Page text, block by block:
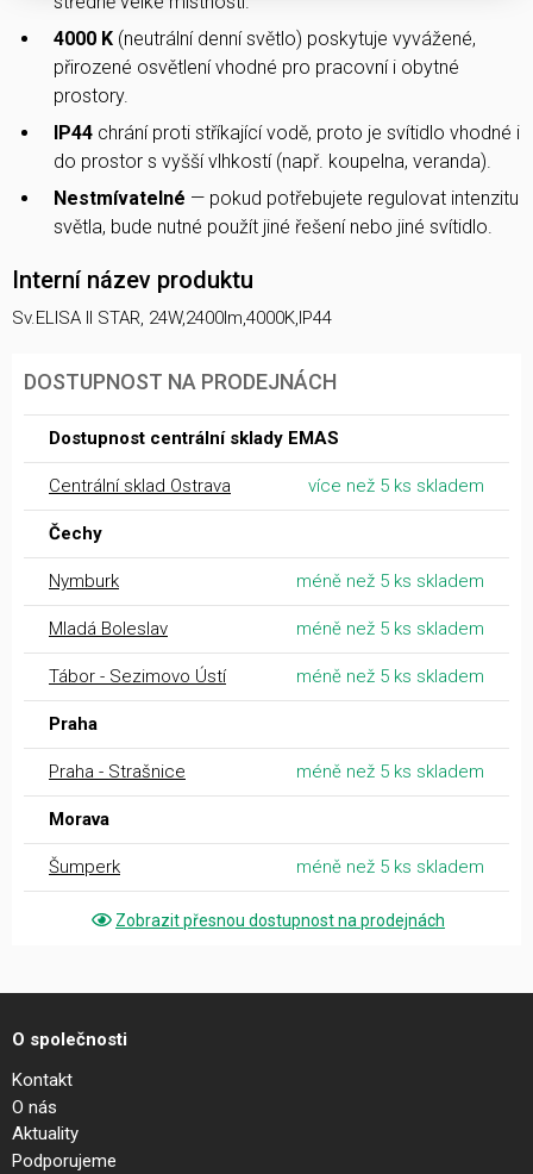
4000 K (neutrální denní světlo) poskytuje vyvážené,
přirozené osvětlení vhodné pro pracovní i obytné
prostory.
IP44 chrání proti stříkající vodě, proto je svítidlo vhodné i
do prostor s vyšší vlhkostí (např. koupelna, veranda).
Nestmívatelné — pokud potřebujete regulovat intenzitu
světla, bude nutné použít jiné řešení nebo jiné svítidlo.
Interní název produktu
Sv.ELISA II STAR, 24W,2400lm,4000K,IP44
DOSTUPNOST NA PRODEJNÁCH
Dostupnost centrální sklady EMAS
Centrální sklad Ostrava více než 5 ks skladem
Čechy
Nymburk méně než 5 ks skladem
Mladá Boleslav méně než 5 ks skladem
Tábor - Sezimovo Ústí méně než 5 ks skladem
Praha
Praha - Strašnice méně než 5 ks skladem
Morava
Šumperk méně než 5 ks skladem
Zobrazit přesnou dostupnost na prodejnách
O společnosti
Kontakt
O nás
Aktuality
Podporujeme